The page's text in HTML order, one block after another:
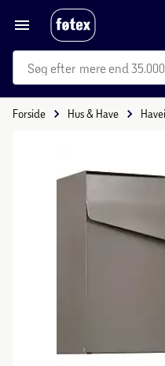
mere end
Forside Hus & Have